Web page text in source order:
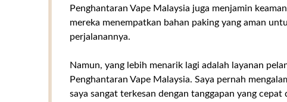
Penghantaran Vape Malaysia juga menjamin
mereka menempatkan bahan paking yang aman
perjalanannya.
Namun, yang lebih menarik lagi adalah layanan
Penghantaran Vape Malaysia. Saya pernah
saya sangat terkesan dengan tanggapan yang